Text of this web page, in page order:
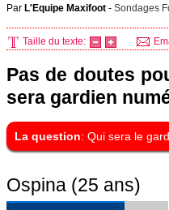
Par L'Equipe Maxifoot - Sondages
Taille du texte:
Pas de doutes
sera gardien
La question: Qui sera le
Ospina (25 ans)